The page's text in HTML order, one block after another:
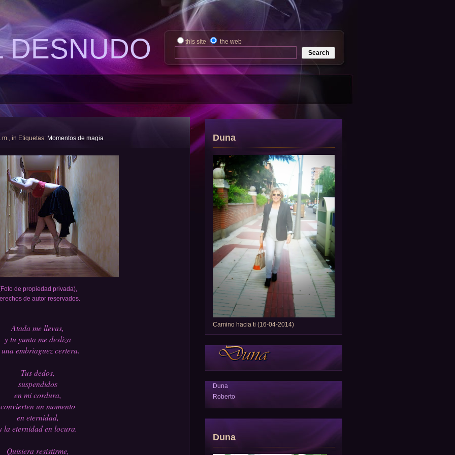
DESNUDO this site the web
in Etiquetas: Momentos de magia
de propiedad privada),
de autor reservados.
Atada me llevas,
y tu yunta me desliza
embriaguez certera.
Tus dedos,
suspendidos
en mi cordura,
convierten un momento
en eternidad,
la eternidad en locura.
Quisiera resistirme,
Duna
Camino hacia ti (16-04-2014)
Duna
Roberto
Duna